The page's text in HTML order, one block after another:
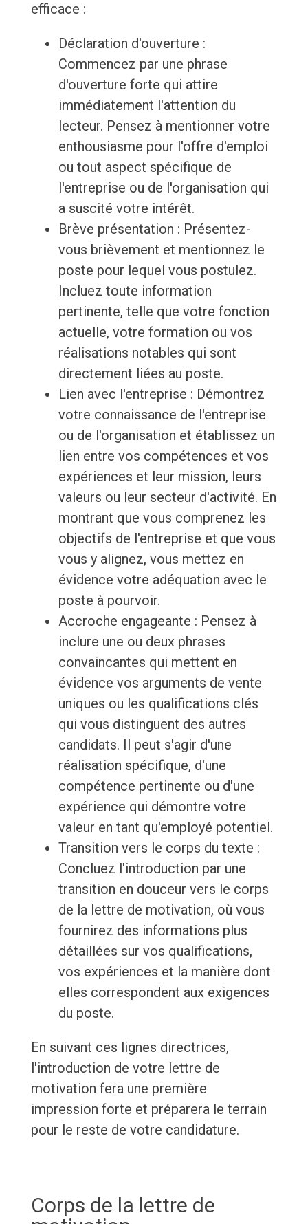
efficace :
Déclaration d'ouverture :
Commencez par une phrase
d'ouverture forte qui attire
immédiatement l'attention du
lecteur. Pensez à mentionner votre
enthousiasme pour l'offre d'emploi
ou tout aspect spécifique de
l'entreprise ou de l'organisation qui
a suscité votre intérêt.
Brève présentation : Présentez-
vous brièvement et mentionnez le
poste pour lequel vous postulez.
Incluez toute information
pertinente, telle que votre fonction
actuelle, votre formation ou vos
réalisations notables qui sont
directement liées au poste.
Lien avec l'entreprise : Démontrez
votre connaissance de l'entreprise
ou de l'organisation et établissez un
lien entre vos compétences et vos
expériences et leur mission, leurs
valeurs ou leur secteur d'activité. En
montrant que vous comprenez les
objectifs de l'entreprise et que vous
vous y alignez, vous mettez en
évidence votre adéquation avec le
poste à pourvoir.
Accroche engageante : Pensez à
inclure une ou deux phrases
convaincantes qui mettent en
évidence vos arguments de vente
uniques ou les qualifications clés
qui vous distinguent des autres
candidats. Il peut s'agir d'une
réalisation spécifique, d'une
compétence pertinente ou d'une
expérience qui démontre votre
valeur en tant qu'employé potentiel.
Transition vers le corps du texte :
Concluez l'introduction par une
transition en douceur vers le corps
de la lettre de motivation, où vous
fournirez des informations plus
détaillées sur vos qualifications,
vos expériences et la manière dont
elles correspondent aux exigences
du poste.
En suivant ces lignes directrices,
l'introduction de votre lettre de
motivation fera une première
impression forte et préparera le terrain
pour le reste de votre candidature.
Corps de la lettre de